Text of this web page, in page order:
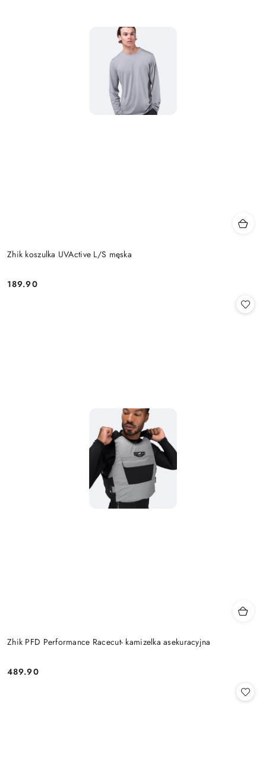
Zhik koszulka UVActive L/S męska
Cena:
189.90
Zhik PFD Performance Racecut- kamizelka asekuracyjna
Cena:
489.90